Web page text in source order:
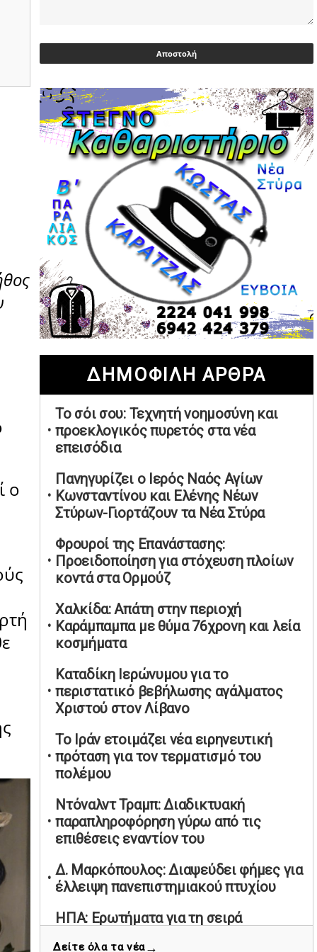
ο
ΠΑΣΟΚ διεκδικεί ρόλο εναλλακτικής
πρότασης εξουσίας
Ακρίβεια: Με λίστα και περιορισμένες
επιλογές οι αγορές των νοικοκυριών
03/05/2026 | 07:59
Υεμένη: Σομαλοί πειρατές στο
πετρελαιοφόρο Eureka
03/05/2026 | 06:40
Αντιδρά μετά από 17 ημέρες νοσηλείας
ο Γιώργος Μυλωνάκης, τον
επισκέφτηκε ο πρωθυπουργός
02/05/2026 | 20:54
Μεντιλίμπαρ: Ξεχωριστό το κλίμα σε
κάθε παιχνίδι ΠΑΟΚ και Ολυμπιακού
02/05/2026 | 20:28
Περιστέρι: Ένταση μεταξύ ανηλίκων
άφησε δύο 15χρονους τραυματίες
Ηνωμένα Αραβικά Εμιράτα: Αίρουν
τους περιορισμούς στον εναέριο χώρο
02/05/2026 | 17:16
Η Αθηνά Λινού αφήνει ανοιχτό το
ενδεχόμενο ένταξης στον νέο
πολιτικό φορέα Τσίπρα
Αταμάν: Κανείς δεν έχει δικαίωμα να
μιλά για τον πρόεδρο και την
οικογένειά του
02/05/2026 | 15:59
Μαρινάκης: Ο Ανδρουλάκης
υπαναχώρησε στις συμφωνίες για τις
Ανεξάρτητες Αρχές
02/05/2026 | 09:36
Ψηφιακός έλεγχος στην αγορά: QR
αλκοόλ σε 88.000 σημεία
02/05/2026 | 06:26
Καύσιμα αεροσκαφών: Διαβεβαιώσεις
ΕΕ για επάρκεια παρά τη γεωπολιτική
ένταση
01/05/2026 | 19:54
Βελόπουλος: Κριτική σε πολιτικούς
αρχηγούς για δηλώσεις την
Πρωτομαγιά
01/05/2026 | 19:33
ΔΗΜΟΦΙΛΗ ΑΡΘΡΑ
Το σόι σου: Τεχνητή νοημοσύνη και
προεκλογικός πυρετός στα νέα
επεισόδια
Πανηγυρίζει ο Ιερός Ναός Αγίων
Κωνσταντίνου και Ελένης Νέων
Στύρων-Γιορτάζουν τα Νέα Στύρα
Φρουροί της Επανάστασης:
Προειδοποίηση για στόχευση πλοίων
κοντά στα Ορμούζ
Χαλκίδα: Απάτη στην περιοχή
Καράμπαμπα με θύμα 76χρονη και λεία
κοσμήματα
Καταδίκη Ιερώνυμου για το
περιστατικό βεβήλωσης αγάλματος
Χριστού στον Λίβανο
Το Ιράν ετοιμάζει νέα ειρηνευτική
πρόταση για τον τερματισμό του
πολέμου
Ντόναλντ Τραμπ: Διαδικτυακή
παραπληροφόρηση γύρω από τις
επιθέσεις εναντίον του
Δ. Μαρκόπουλος: Διαψεύδει φήμες για
έλλειψη πανεπιστημιακού πτυχίου
ΗΠΑ: Ερωτήματα για τη σειρά
Δείτε όλα τα νέα→